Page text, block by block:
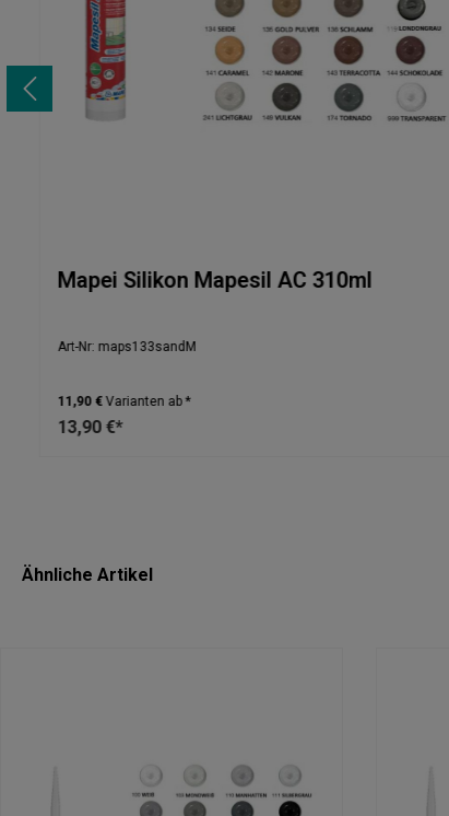
Mapei Silikon Mapesil AC 310ml
Art-Nr: maps133sandM
11,90 €Varianten ab *
13,90 €*
Ähnliche Artikel